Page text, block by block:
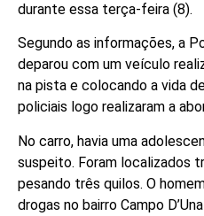
durante essa terça-feira (8).
Segundo as informações, a
deparou com um veículo
na pista e colocando a vida
policiais logo realizaram a
No carro, havia uma
suspeito. Foram localizados
pesando três quilos. O
drogas no bairro Campo